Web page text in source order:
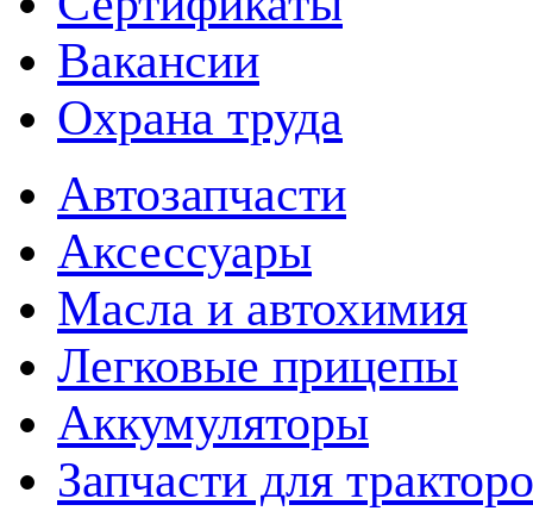
Вакансии
Охрана труда
Автозапчасти
Аксессуары
Масла и автохимия
Легковые прицепы
Аккумуляторы
Запчасти для